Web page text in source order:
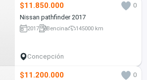
$11.850.000
0
Nissan pathfinder 2017
2017 Bencina 145000 km
Concepción
$11.200.000
0